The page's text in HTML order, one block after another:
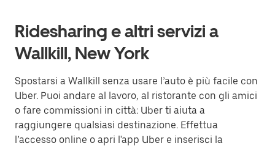
Ridesharing e altri servizi a
Wallkill, New York
Spostarsi a Wallkill senza usare l’auto è più facile con
Uber. Puoi andare al lavoro, al ristorante con gli amici
o fare commissioni in città: Uber ti aiuta a
raggiungere qualsiasi destinazione. Effettua
l’accesso online o apri l'app Uber e inserisci la